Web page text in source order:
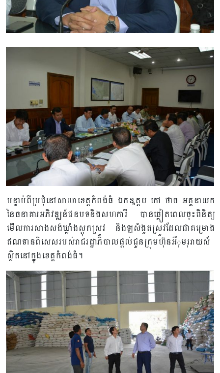
បន្ទាប់ពីប្រជំុនៅសាលាខេត្តកំពង់ធំ ឯកឩត្តម កៅ ថាច អគ្គនាយក
នៃធនាគារអភិវឌ្ឍន៍ជនបទនិងសហការី បានឆ្លៀតពេលចុះពិនិត្យ
មើលការសាងសង់ឃ្លាំងស្តុកស្រូវ និងឡសំងួតស្រូវដែលជាគម្រោង
ឥណទានពិសេសរបស់រាជរដ្ឋាភិបាលផ្តល់ជូនក្រុមហ៊ុនអឹុមរុរាយស៍
ស្ថិតនៅក្នុងខេត្តកំពង់ធំ។